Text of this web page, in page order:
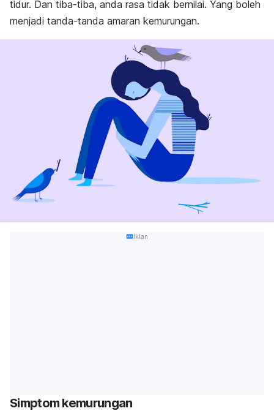
tidur. Dan tiba-tiba, anda rasa tidak bernilai. Yang boleh
menjadi tanda-tanda amaran kemurungan.
Iklan
Simptom kemurungan